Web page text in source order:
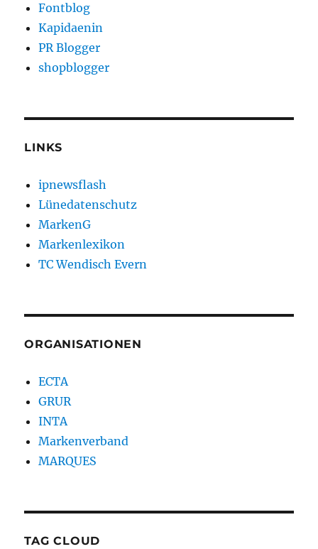
Fontblog
Kapidaenin
PR Blogger
shopblogger
LINKS
ipnewsflash
Lünedatenschutz
MarkenG
Markenlexikon
TC Wendisch Evern
ORGANISATIONEN
ECTA
GRUR
INTA
Markenverband
MARQUES
TAG CLOUD